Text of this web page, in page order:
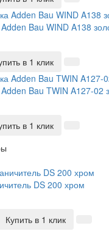
Bau WIND A138
в 1 клик
Bau TWIN A127-
в 1 клик
DS 200 хром
Купить в 1 клик